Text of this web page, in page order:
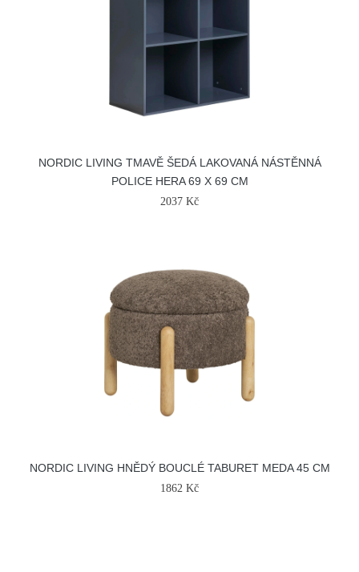
NORDIC LIVING TMAVĚ ŠEDÁ LAKOVANÁ NÁSTĚNNÁ
POLICE HERA 69 X 69 CM
2037 Kč
NORDIC LIVING HNĚDÝ BOUCLÉ TABURET MEDA 45 CM
1862 Kč